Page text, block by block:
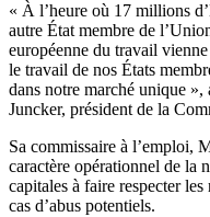
« À l’heure où 17 millions
autre État membre de
européenne du travail
le travail de nos États
dans notre marché unique »,
Juncker, président de la
Sa commissaire à l’emploi,
caractère opérationnel de la
capitales à faire respecter
cas d’abus potentiels.